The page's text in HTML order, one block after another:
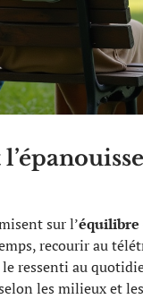
sur l’équilibre
recourir au
ressenti au
les milieux et